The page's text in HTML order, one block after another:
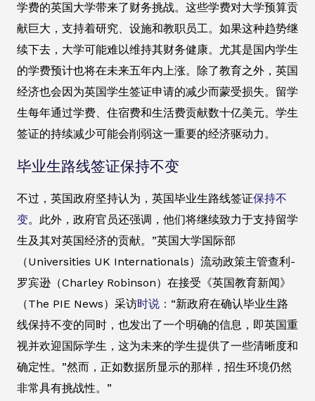
学费的英国大学带来了财务挑战。这些学费对大学预算贡
献巨大，支持着研究、设施和教职员工。如果这种趋势继
续下去，大学可能难以维持其财务健康。尤其是国内学生
的学费预计也将在未来五年内上涨。除了教育之外，英国
经济也会因为英国学生签证申请的减少而蒙受损失。留学
生每年通过学费、住宿费和生活费贡献数十亿美元。学生
签证的持续减少可能会削弱这一重要的经济驱动力。
毕业生路线签证保持不变
不过，英国政府坚持认为，英国毕业生路线签证保持不
变。此外，政府官员还强调，他们将继续致力于支持留学
生及其对英国经济的贡献。”英国大学国际部
（Universities UK Internationals）流动政策主管查利-
罗宾逊（Charley Robinson）在接受《英国教育新闻》
（The PIE News）采访时说： “新政府在确认毕业生路
线保持不变的同时，也发出了一个明确的信息，即英国重
视并欢迎国际学生，这为未来的学生提供了一些清晰度和
确定性。”然而，正如数据所显示的那样，招生环境仍然
非常具有挑战性。”